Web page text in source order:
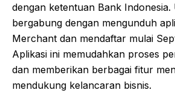
dengan ketentuan Bank
bergabung dengan mengunduh
Merchant dan mendaftar mulai
Aplikasi ini memudahkan proses
dan memberikan berbagai fitur
mendukung kelancaran bisnis.